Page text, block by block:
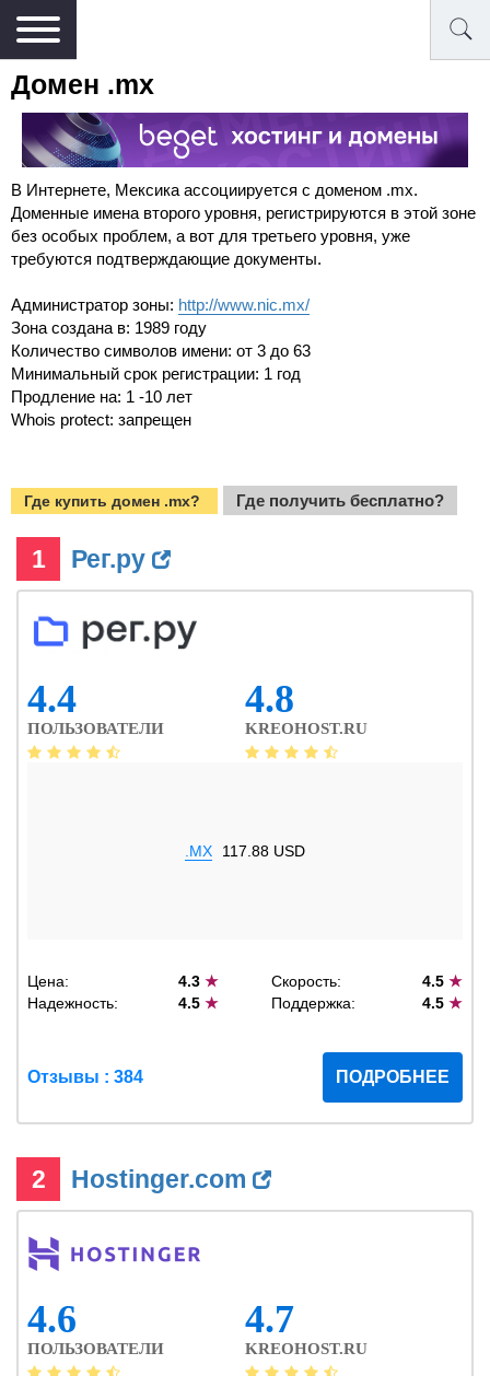
Домен .mx
В Интернете, Мексика ассоциируется с доменом .mx.
Доменные имена второго уровня, регистрируются в этой зоне
без особых проблем, а вот для третьего уровня, уже
требуются подтверждающие документы.
Администратор зоны: http://www.nic.mx/
Зона создана в: 1989 году
Количество символов имени: от 3 до 63
Минимальный срок регистрации: 1 год
Продление на: 1 -10 лет
Whois protect: запрещен
Где купить домен .mx? Где получить бесплатно?
1 Рег.ру
4.4
ПОЛЬЗОВАТЕЛИ
4.8
KREOHOST.RU
.MX 117.88 USD
Цена: 4.3★ Скорость: 4.5 ★
Надежность:
4.5★ Поддержка: 4.5 ★
Отзывы : 384 ПОДРОБНЕЕ
2 Hostinger.com
4.6
ПОЛЬЗОВАТЕЛИ
4.7
KREOHOST.RU